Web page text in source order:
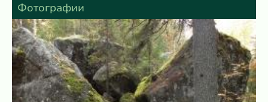
Фотографии